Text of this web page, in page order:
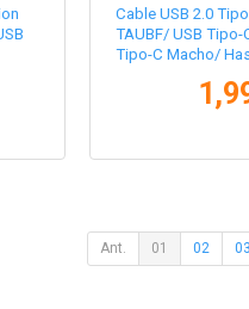
Cable USB 2.0
TAUBF/ USB Tipo-
Tipo-C Macho/
Ant. 01 02 03